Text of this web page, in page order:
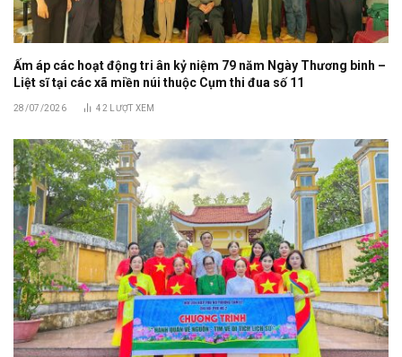
Ấm áp các hoạt động tri ân kỷ niệm 79 năm Ngày Thương binh –
Liệt sĩ tại các xã miền núi thuộc Cụm thi đua số 11
28/07/2026 42 LƯỢT XEM